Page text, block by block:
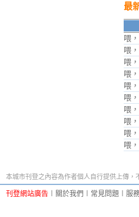
最
喂
喂
喂
喂
喂
喂
喂
喂
喂
喂
本城市刊登之內容為作者個人自行提供上傳，
刊登網站廣告 關於我們 常見問題 服